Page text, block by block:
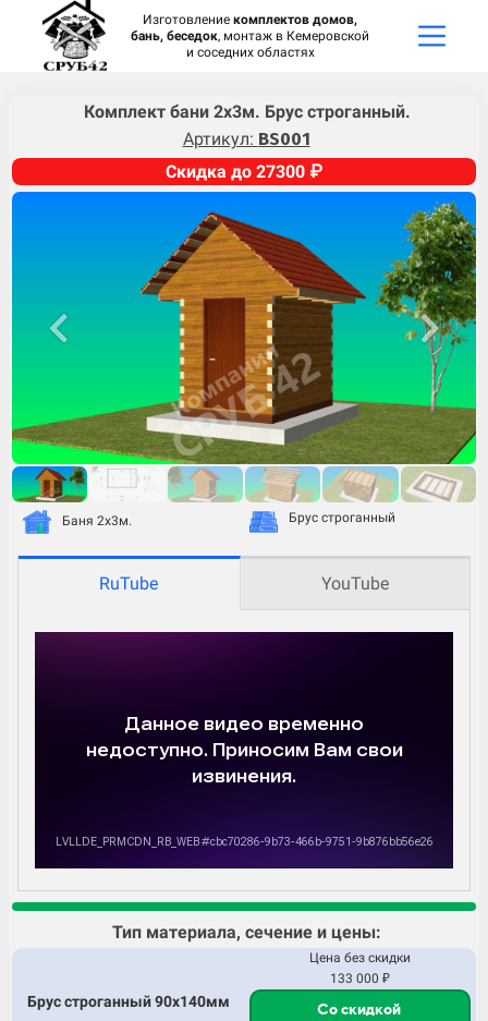
Изготовление комплектов домов,
бань, беседок, монтаж в Кемеровской
и соседних областях
Комплект бани 2х3м. Брус строганный.
Артикул: BS001
Скидка до 27300 ₽
Баня 2х3м. Брус строганный
RuTube YouTube
Тип материала, сечение и цены:
Брус строганный 90х140мм
Цена без скидки
133 000 ₽
Со скидкой